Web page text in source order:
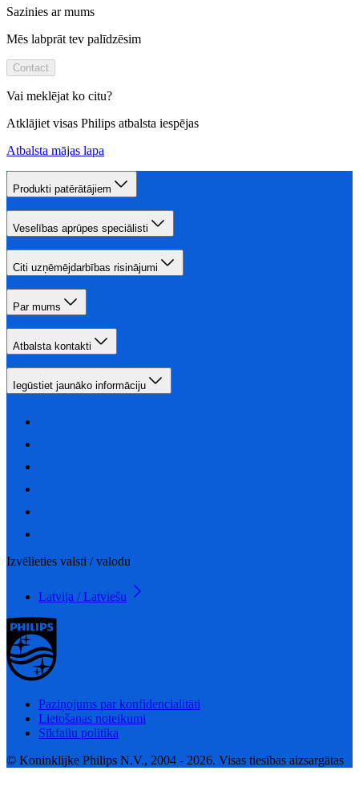
Sazinies ar mums
Mēs labprāt tev palīdzēsim
Contact
Vai meklējat ko citu?
Atklājiet visas Philips atbalsta iespējas
Atbalsta mājas lapa
Produkti patērātājiem
Veselības aprūpes speciālisti
Citi uzņēmējdarbības risinājumi
Par mums
Atbalsta kontakti
Iegūstiet jaunāko informāciju
Izvēlieties valsti / valodu
Latvija / Latviešu
Paziņojums par konfidencialitāti
Lietošanas noteikumi
Sīkfailu politika
© Koninklijke Philips N.V., 2004 - 2026. Visas tiesības aizsargātas